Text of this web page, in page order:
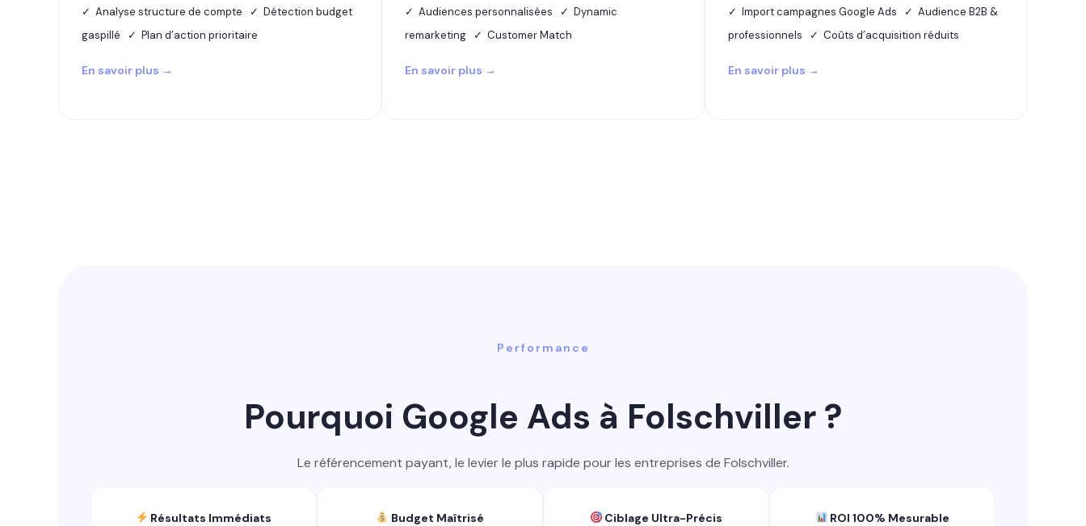
✓ Analyse structure de compte ✓ Détection budget
gaspillé ✓ Plan d’action prioritaire
En savoir plus →
✓ Audiences personnalisées ✓ Dynamic
remarketing ✓ Customer Match
En savoir plus →
✓ Import campagnes Google Ads ✓ Audience B2B &
professionnels ✓ Coûts d’acquisition réduits
En savoir plus →
Performance
Pourquoi Google Ads à Folschviller ?
Le référencement payant, le levier le plus rapide pour les entreprises de Folschviller.
Résultats Immédiats
Budget Maîtrisé
Ciblage Ultra-Précis
ROI 100% Mesurable